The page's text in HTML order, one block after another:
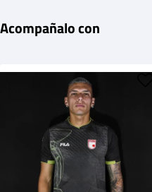
Acompañalo con